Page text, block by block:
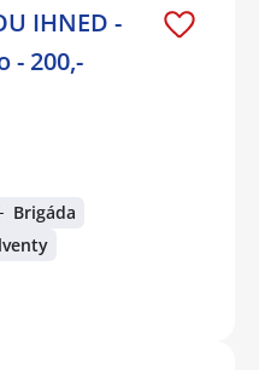
IHNED -
- 200,-
Brigáda